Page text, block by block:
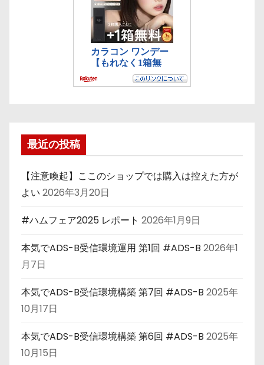
最近の投稿
【注意喚起】ここのショップでは購入は控えた方が
よい 2026年3月20日
#ハムフェア2025 レポート 2026年1月9日
本気でADS-B受信環境運用 第1回 #ADS-B 2026年1
月7日
本気でADS-B受信環境構築 第7回 #ADS-B 2025年
10月17日
本気でADS-B受信環境構築 第6回 #ADS-B 2025年
10月15日